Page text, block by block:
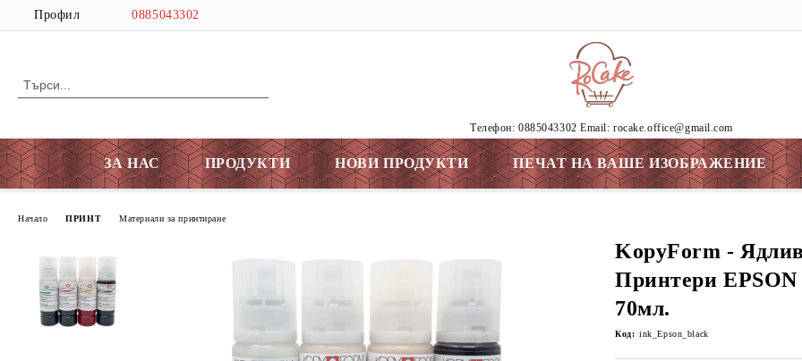
Профил 0885043302
Tелефон: 0885043302 Email: rocake.office@gmail.com
ЗА НАС ПРОДУКТИ НОВИ ПРОДУКТИ ПЕЧАТ НА ВАШЕ ИЗОБРАЖЕНИЕ
Начало ПРИНТ Материали за принтиране
KopyForm -
Принтери
70мл.
Код: ink_Epson_black